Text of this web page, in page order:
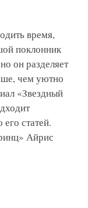
время,
поклонник
он разделяет
чем уютно
«Звездный
статей.
Айрис